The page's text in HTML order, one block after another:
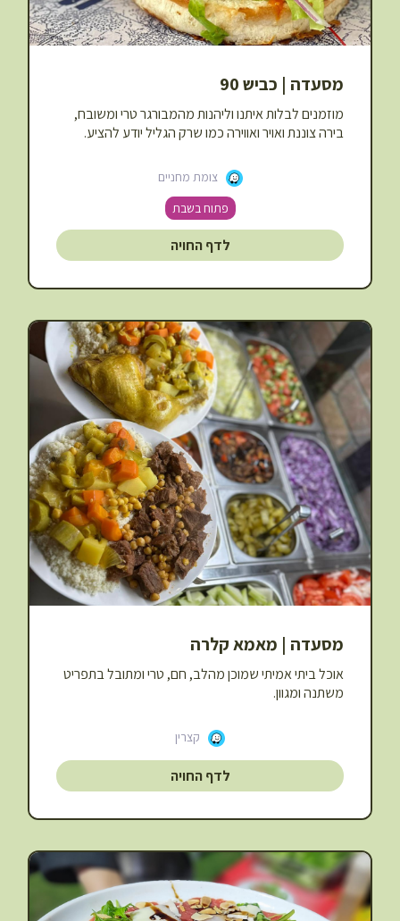
מסעדה | כביש 90
מוזמנים לבלות איתנו וליהנות מהמבורגר טרי ומשובח,
בירה צוננת ואויר ואווירה כמו שרק הגליל יודע להציע.
צומת מחניים
פתוח בשבת
לדף החויה
מסעדה | מאמא קלרה
אוכל ביתי אמיתי שמוכן מהלב, חם, טרי ומתובל בתפריט
משתנה ומגוון.
קצרין
לדף החויה